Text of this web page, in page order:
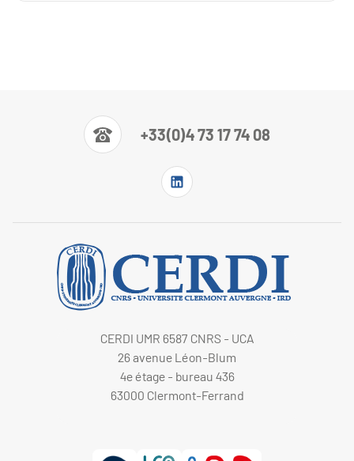
+33(0)4 73 17 74 08
CERDI UMR 6587 CNRS - UCA
26 avenue Léon-Blum
4e étage - bureau 436
63000 Clermont-Ferrand